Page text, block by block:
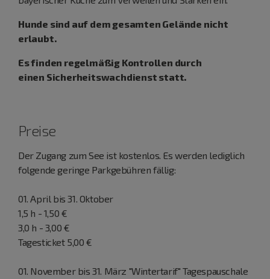
Hunde sind auf dem gesamten Gelände nicht
erlaubt.
Es finden regelmäßig Kontrollen durch
einen Sicherheitswachdienst statt.
Preise
Der Zugang zum See ist kostenlos. Es werden lediglich
folgende geringe Parkgebühren fällig:
01. April bis 31. Oktober
1,5 h - 1,50 €
3,0 h - 3,00 €
Tagesticket 5,00 €
01. November bis 31. März "Wintertarif" Tagespauschale